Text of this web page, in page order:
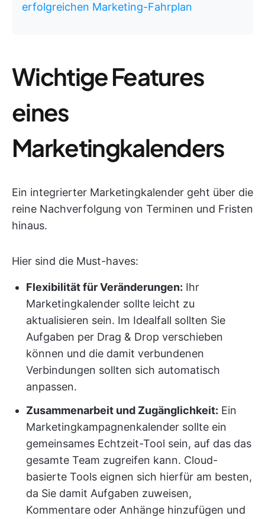
erfolgreichen Marketing-Fahrplan
Wichtige Features
eines
Marketingkalenders
Ein integrierter Marketingkalender geht über die
reine Nachverfolgung von Terminen und Fristen
hinaus.
Hier sind die Must-haves:
Flexibilität für Veränderungen: Ihr
Marketingkalender sollte leicht zu
aktualisieren sein. Im Idealfall sollten Sie
Aufgaben per Drag & Drop verschieben
können und die damit verbundenen
Verbindungen sollten sich automatisch
anpassen.
Zusammenarbeit und Zugänglichkeit: Ein
Marketingkampagnenkalender sollte ein
gemeinsames Echtzeit-Tool sein, auf das das
gesamte Team zugreifen kann. Cloud-
basierte Tools eignen sich hierfür am besten,
da Sie damit Aufgaben zuweisen,
Kommentare oder Anhänge hinzufügen und